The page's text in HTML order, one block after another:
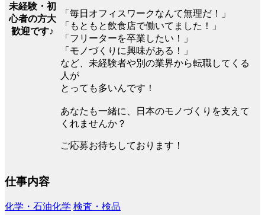
未経験・初
心者の方大
歓迎です♪
「毎日オフィスワークなんて無理だ！」
「もともと飲食店で働いてました！」
「フリーターを卒業したい！」
「モノづくりに興味がある！」
など、未経験者や別の業界から転職してくる
人が
とっても多いんです！
あなたも一緒に、日本のモノづくりを支えて
くれませんか？
ご応募お待ちしております！
仕事内容
化学・石油化学 検査・検品